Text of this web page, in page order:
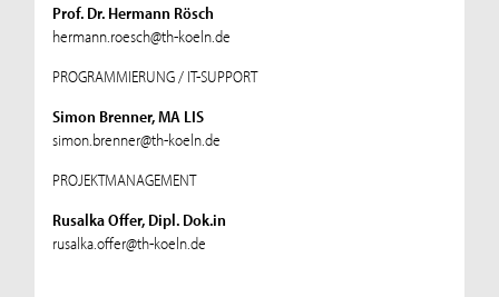
Prof. Dr. Hermann Rösch
hermann.roesch@th-koeln.de
PROGRAMMIERUNG / IT-SUPPORT
Simon Brenner, MA LIS
simon.brenner@th-koeln.de
PROJEKTMANAGEMENT
Rusalka Offer, Dipl. Dok.in
rusalka.offer@th-koeln.de